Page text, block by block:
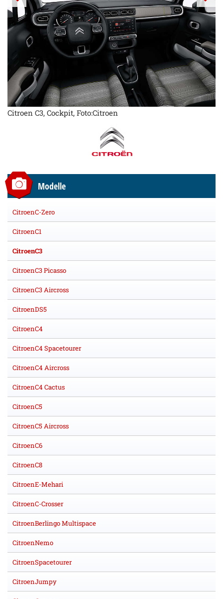
Citroen C3, Cockpit, Foto:Citroen
Modelle
CitroenC-Zero
CitroenC1
CitroenC3
CitroenC3 Picasso
CitroenC3 Aircross
CitroenDS5
CitroenC4
CitroenC4 Spacetourer
CitroenC4 Aircross
CitroenC4 Cactus
CitroenC5
CitroenC5 Aircross
CitroenC6
CitroenC8
CitroenE-Mehari
CitroenC-Crosser
CitroenBerlingo Multispace
CitroenNemo
CitroenSpacetourer
CitroenJumpy